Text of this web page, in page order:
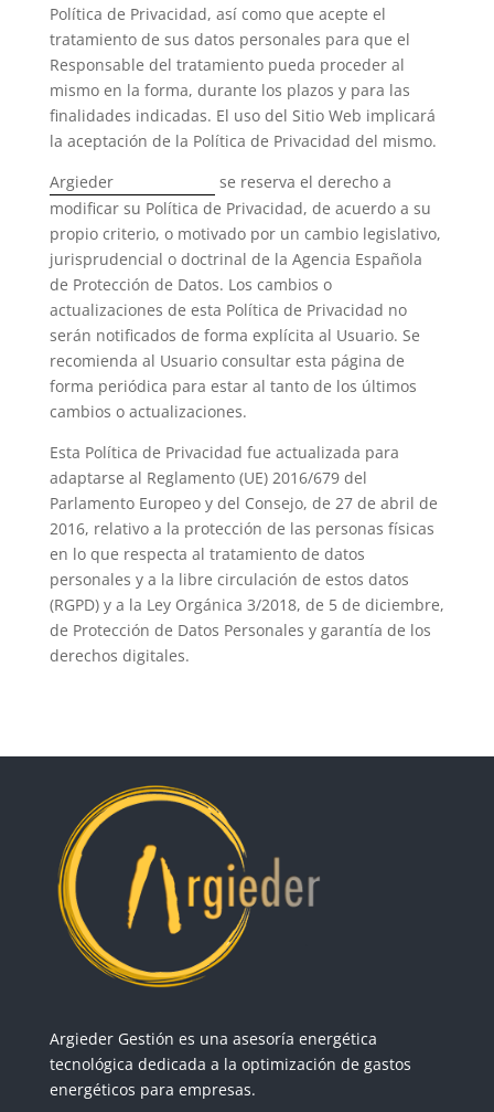
Política de Privacidad, así como que acepte el
tratamiento de sus datos personales para que el
Responsable del tratamiento pueda proceder al
mismo en la forma, durante los plazos y para las
finalidades indicadas. El uso del Sitio Web implicará
la aceptación de la Política de Privacidad del mismo.
Argieder
se reserva el derecho a
modificar su Política de Privacidad, de acuerdo a su
propio criterio, o motivado por un cambio legislativo,
jurisprudencial o doctrinal de la Agencia Española
de Protección de Datos. Los cambios o
actualizaciones de esta Política de Privacidad no
serán notificados de forma explícita al Usuario. Se
recomienda al Usuario consultar esta página de
forma periódica para estar al tanto de los últimos
cambios o actualizaciones.
Esta Política de Privacidad fue actualizada para
adaptarse al Reglamento (UE) 2016/679 del
Parlamento Europeo y del Consejo, de 27 de abril de
2016, relativo a la protección de las personas físicas
en lo que respecta al tratamiento de datos
personales y a la libre circulación de estos datos
(RGPD) y a la Ley Orgánica 3/2018, de 5 de diciembre,
de Protección de Datos Personales y garantía de los
derechos digitales.
Argieder Gestión es una asesoría energética
tecnológica dedicada a la optimización de gastos
energéticos para empresas.